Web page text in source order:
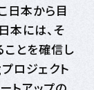
日本から目
本には、そ
とを確信し
ロジェクト